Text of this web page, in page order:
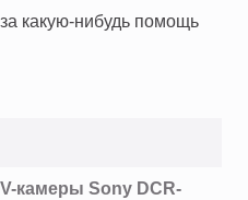
какую-нибудь помощь
камеры Sony DCR-